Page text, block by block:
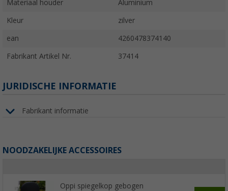
Materiaal houder Aluminium
Kleur zilver
ean 4260478374140
Fabrikant Artikel Nr. 37414
JURIDISCHE INFORMATIE
Fabrikant informatie
NOODZAKELIJKE ACCESSOIRES
Oppi spiegelkop gebogen